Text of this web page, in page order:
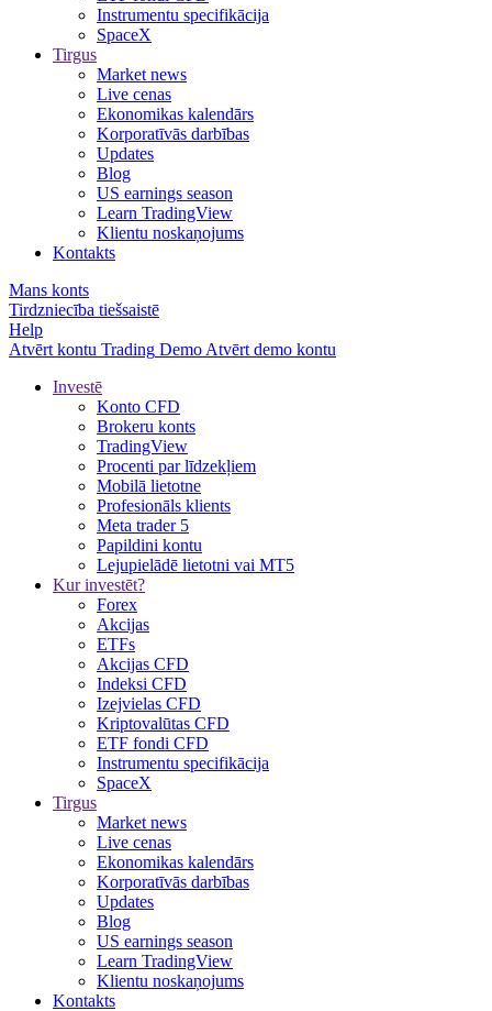
Instrumentu specifikācija
SpaceX
Tirgus
Market news
Live cenas
Ekonomikas kalendārs
Korporatīvās darbības
Updates
Blog
US earnings season
Learn TradingView
Klientu noskaņojums
Kontakts
Mans konts
Tirdzniecība tiešsaistē
Help
Atvērt kontu Trading Demo Atvērt demo kontu
Investē
Konto CFD
Brokeru konts
TradingView
Procenti par līdzekļiem
Mobilā lietotne
Profesionāls klients
Meta trader 5
Papildini kontu
Lejupielādē lietotni vai MT5
Kur investēt?
Forex
Akcijas
ETFs
Akcijas CFD
Indeksi CFD
Izejvielas CFD
Kriptovalūtas CFD
ETF fondi CFD
Instrumentu specifikācija
SpaceX
Tirgus
Market news
Live cenas
Ekonomikas kalendārs
Korporatīvās darbības
Updates
Blog
US earnings season
Learn TradingView
Klientu noskaņojums
Kontakts